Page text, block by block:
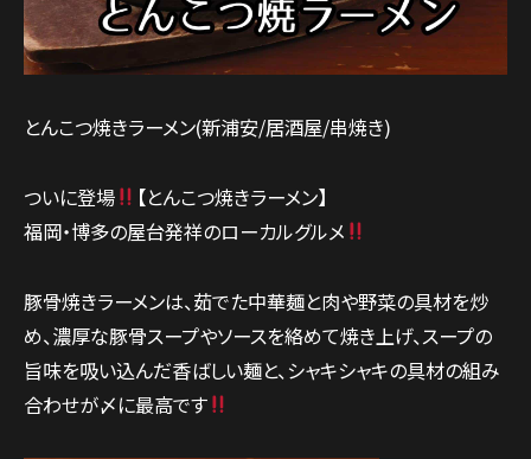
とんこつ焼きラーメン(新浦安/居酒屋/串焼き)
ついに登場
【とんこつ焼きラーメン】
福岡・博多の屋台発祥のローカルグルメ
豚骨焼きラーメンは、茹でた中華麺と肉や野菜の具材を炒
め、濃厚な豚骨スープやソースを絡めて焼き上げ、スープの
旨味を吸い込んだ香ばしい麺と、シャキシャキの具材の組み
合わせが〆に最高です